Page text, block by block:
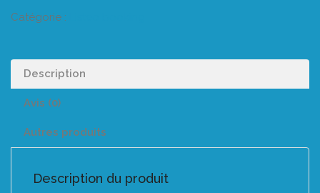
Catégorie :
Description
Avis (0)
Autres produits
Description du produit